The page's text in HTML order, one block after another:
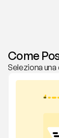
Come
Seleziona